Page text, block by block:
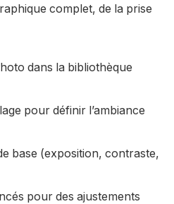
complet, de la prise
dans la bibliothèque
pour définir l’ambiance
base (exposition, contraste,
pour des ajustements